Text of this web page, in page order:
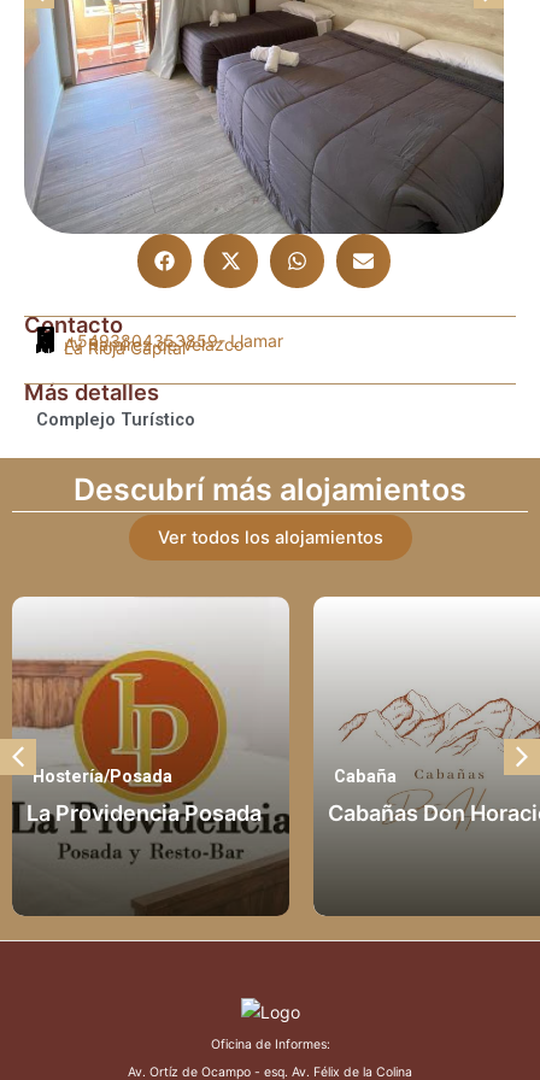
Contacto
+5493804353859- Llamar
Av Ramírez de Velazco
La Rioja Capital
Más detalles
Complejo Turístico
Descubrí más alojamientos
Ver todos los alojamientos
Posada
Posada Cabañas Don Horacio
Oficina de Informes:
Av. Ortíz de Ocampo - esq. Av. Félix de la Colina